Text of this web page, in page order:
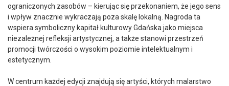
ograniczonych zasobów – kierując się przekonaniem, że jego sens
i wpływ znacznie wykraczają poza skalę lokalną. Nagroda ta
wspiera symboliczny kapitał kulturowy Gdańska jako miejsca
niezależnej refleksji artystycznej, a także stanowi przestrzeń
promocji twórczości o wysokim poziomie intelektualnym i
estetycznym.
W centrum każdej edycji znajdują się artyści, których malarstwo